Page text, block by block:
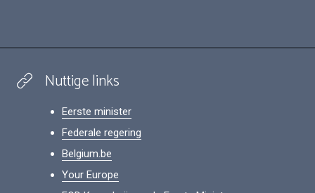
Nuttige links
Eerste minister
Federale regering
Belgium.be
Your Europe